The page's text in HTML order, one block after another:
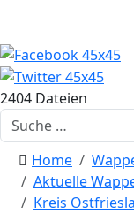
2404 Dateien
Suchen
Home
Aktuelle
Kreis